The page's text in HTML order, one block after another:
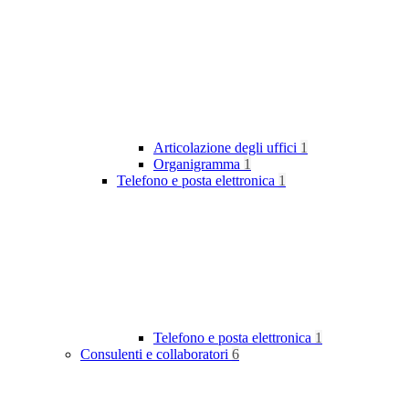
Articolazione degli uffici 1
Organigramma 1
Telefono e posta elettronica 1
Telefono e posta elettronica 1
Consulenti e collaboratori 6